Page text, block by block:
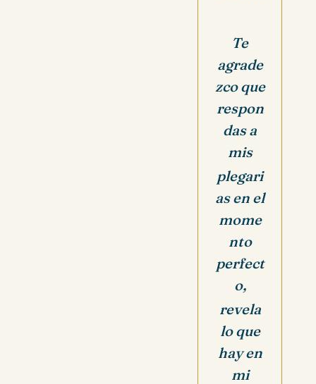
Te
agrade
zco que
respon
das a
mis
plegari
as en el
mome
nto
perfect
o,
revela
lo que
hay en
mi